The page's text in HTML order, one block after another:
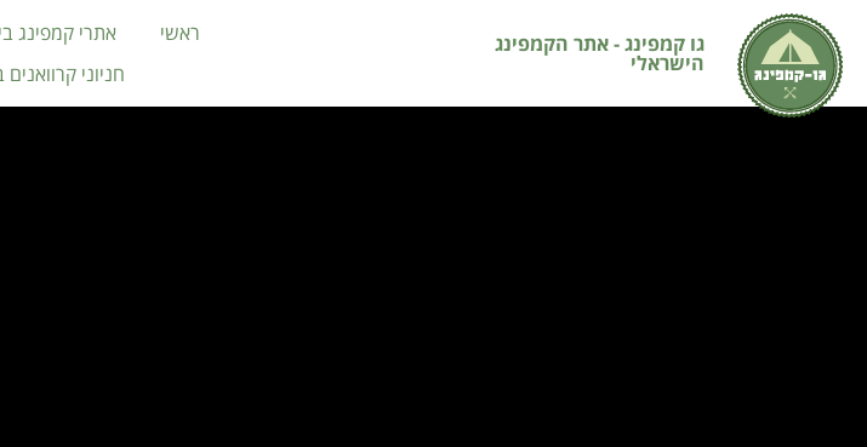
גו קמפינג - אתר הקמפינג
הישראלי
ראשי אתרי קמפינג
חניוני